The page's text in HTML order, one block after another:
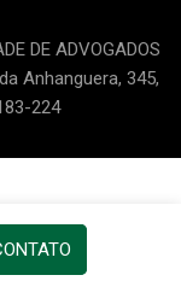
DE ADVOGADOS
Anhanguera, 345,
224
font-size: